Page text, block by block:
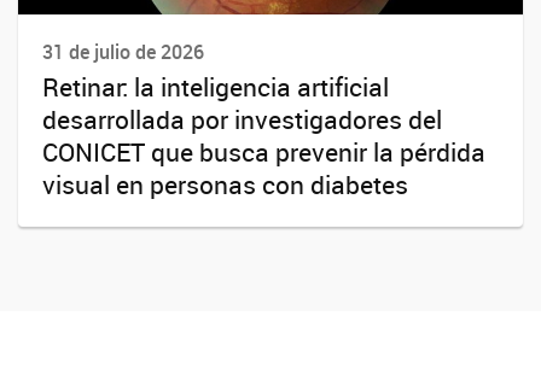
31 de julio de 2026
Retinar: la inteligencia artificial
desarrollada por investigadores del
CONICET que busca prevenir la pérdida
visual en personas con diabetes